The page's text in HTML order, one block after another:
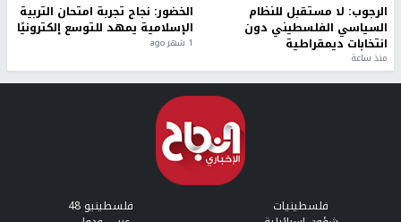
الرجوب: لا مستقبل للنظام
السياسي الفلسطيني دون
انتخابات ديمقراطية
منذ ساعة
الخضور: نجاح تجربة امتحان التربية
الإسلامية يمهد للتوسع إلكترونيًا
1 شهر ago
فلسطينيات فلسطينيو 48